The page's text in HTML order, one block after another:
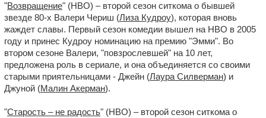
"Возвращение" (HBO) – второй сезон ситкома о бывшей
звезде 80-х Валери Чериш (Лиза Кудроу), которая вновь
жаждет славы. Первый сезон комедии вышел на HBO в 2005
году и принес Кудроу номинацию на премию "Эмми". Во
втором сезоне Валери, "повзрослевшей" на 10 лет,
предложена роль в сериале, и она объединяется со своими
старыми приятельницами - Джейн (Лаура Силверман) и
Джуной (Малин Акерман).
"Старость – не радость" (HBO) – второй сезон ситкома о